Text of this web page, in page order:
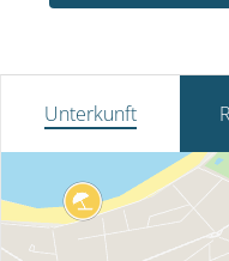
Unterkunft